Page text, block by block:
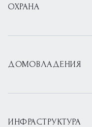
ОХРАНА
ДОМОВЛАДЕНИЯ
ИНФРАСТРУКТУРА